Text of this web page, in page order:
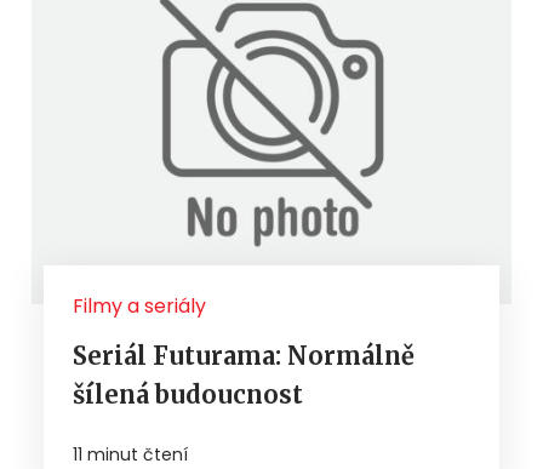
Filmy a seriály
Seriál Futurama: Normálně
šílená budoucnost
11 minut čtení